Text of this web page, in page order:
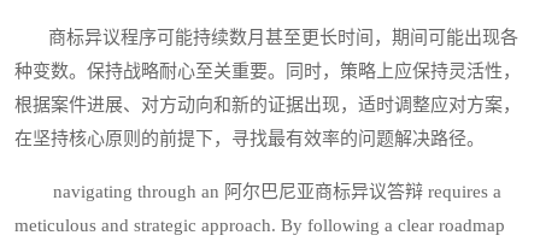
商标异议程序可能持续数月甚至更长时间，期间可能出现各
种变数。保持战略耐心至关重要。同时，策略上应保持灵活性，
根据案件进展、对方动向和新的证据出现，适时调整应对方案，
在坚持核心原则的前提下，寻找最有效率的问题解决路径。
navigating through an 阿尔巴尼亚商标异议答辩 requires a
meticulous and strategic approach. By following a clear roadmap